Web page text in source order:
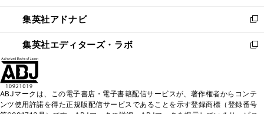
開
く
ウ
で
開
く
ン
ド
ウ
で
ウ
ィ
ン
ド
く
集英社アドナビ
新
し
い
ド
ウ
集英社エディターズ・ラボ
新
ィ
ン
ABJマークは、この電子書店・電子書籍配信サービスが、著作権者からコンテ
ンツ使用許諾を得た正規版配信サービスであることを示す登録商標（登録番号